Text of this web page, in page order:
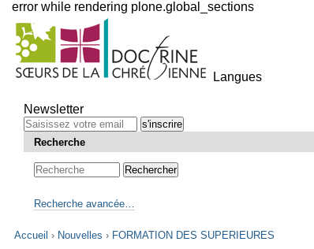
error while rendering plone.global_sections
Outils
personnels
Langues
au
contenu.
Aller
Newsletter
Recherche
Recherche avancée…
Accueil › Nouvelles › FORMATION DES SUPERIEURES